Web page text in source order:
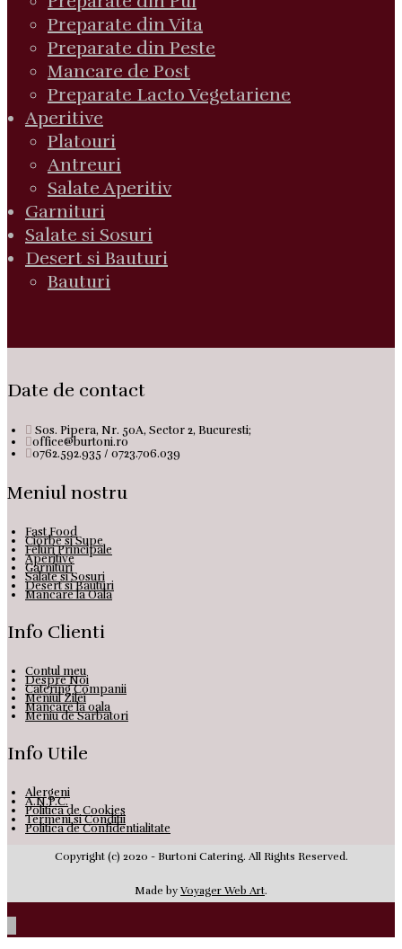
Preparate din Vita
Preparate din Peste
Mancare de Post
Preparate Lacto Vegetariene
Aperitive
Platouri
Antreuri
Salate Aperitiv
Garnituri
Salate si Sosuri
Desert si Bauturi
Bauturi
Date de contact
Sos. Pipera, Nr. 50A, Sector 2, Bucuresti;
office@burtoni.ro
0762.592.935 / 0723.706.039
Meniul nostru
Fast Food
Ciorbe si Supe
Feluri Principale
Aperitive
Garnituri
Salate si Sosuri
Desert si Bauturi
Mancare la Oala
Info Clienti
Contul meu
Despre Noi
Catering Companii
Meniul Zilei
Mancare la oala
Meniu de Sarbatori
Info Utile
Alergeni
A.N.P.C.
Politica de Cookies
Termeni si Conditii
Politica de Confidentialitate
Copyright (c) 2020 - Burtoni Catering. All Rights Reserved.
Made by Voyager Web Art.